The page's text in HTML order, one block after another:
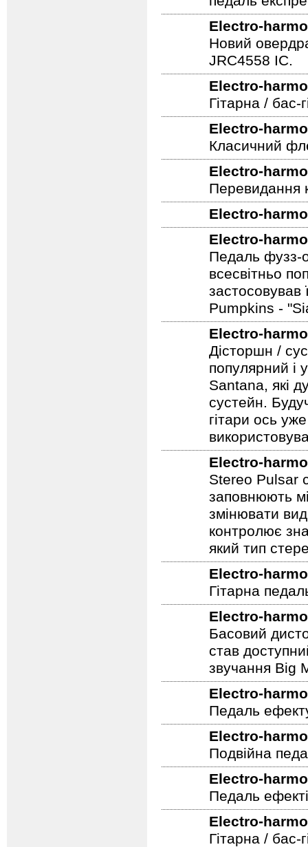
Electro-
педаль
Electro-
Новий
JRC4558 IC.
Electro-
Гітарна /
Electro-
Класичний
Electro-
Перевидання
Electro-
Electro-
Педаль фузз-
всесвітньо
застосовував
Pumpkins -
Electro-
Дісторшн /
популярний і
Santana, які
сустейн.
гітари ось
Electro-
Stereo Pulsar
заповнюють
змінювати
контролює
який тип
Electro-
Гітарна
Electro-
Басовий
став
звучання Big
Electro-
Педаль
Electro-
Подвійна
Electro-
Педаль